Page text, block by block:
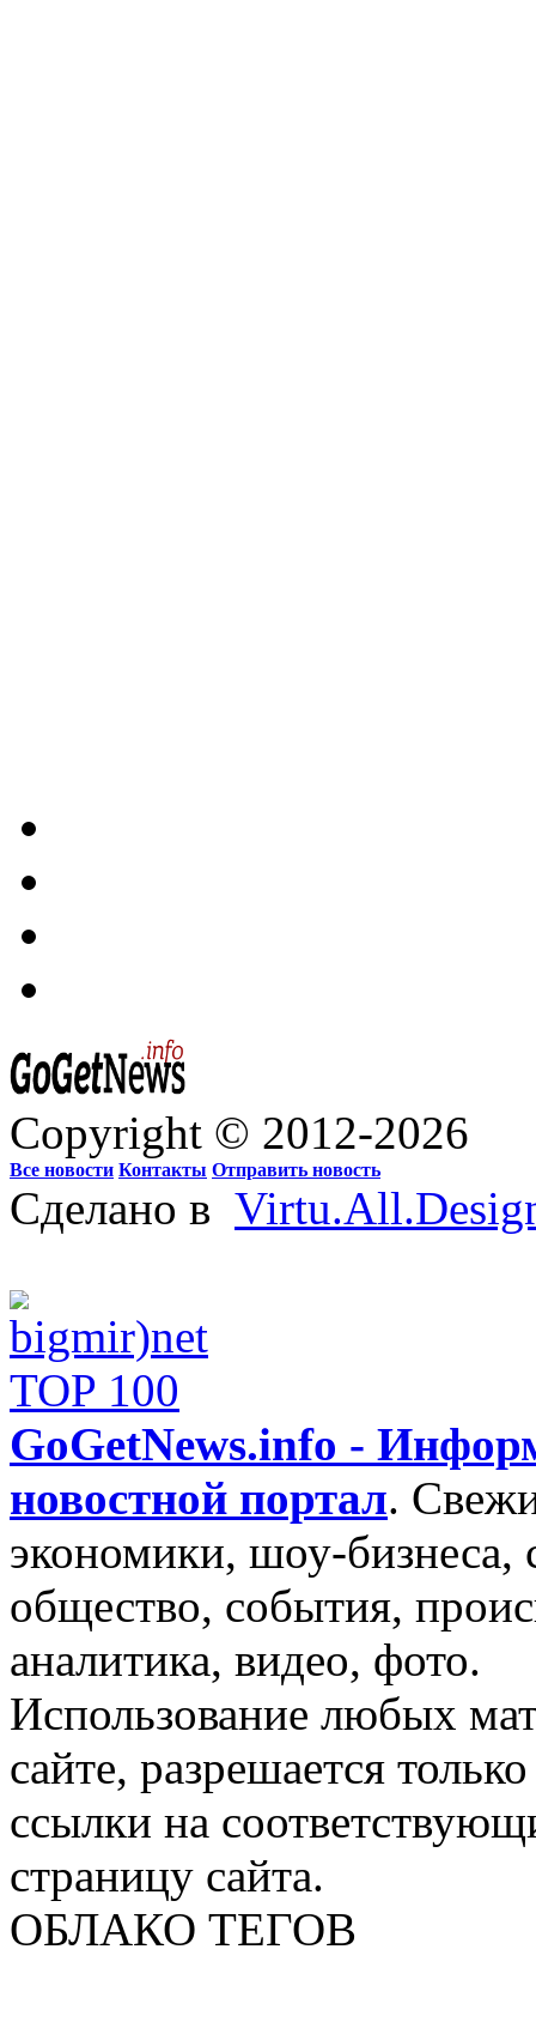
Copyright © 2012-2026
Все новости Контакты Отправить новость
Сделано в
GoGetNews.info -
новостной портал.
экономики, шоу-бизнеса,
общество, события,
аналитика, видео, фото.
Использование любых
сайте, разрешается
ссылки на
страницу сайта.
ОБЛАКО ТЕГОВ